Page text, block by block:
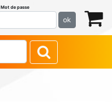
Mot de passe
ok